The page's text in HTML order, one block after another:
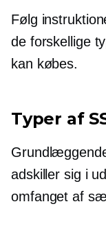
Følg
de forskellige
kan købes.
Typer af
adskiller sig i
omfanget af